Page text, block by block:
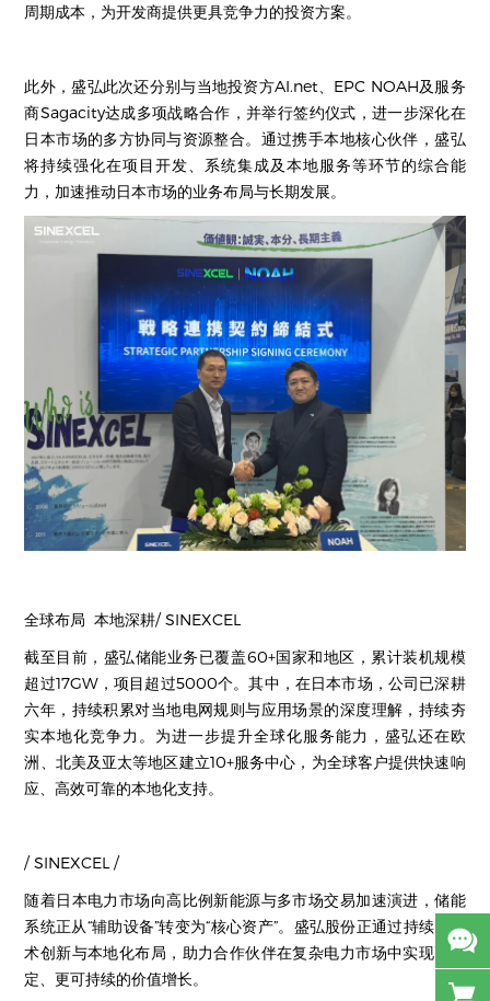
周期成本，为开发商提供更具竞争力的投资方案。
此外，盛弘此次还分别与当地投资方AI.net、EPC NOAH及服务
商Sagacity达成多项战略合作，并举行签约仪式，进一步深化在
日本市场的多方协同与资源整合。通过携手本地核心伙伴，盛弘
将持续强化在项目开发、系统集成及本地服务等环节的综合能
力，加速推动日本市场的业务布局与长期发展。
全球布局 本地深耕/ SINEXCEL
截至目前，盛弘储能业务已覆盖60+国家和地区，累计装机规模
超过17GW，项目超过5000个。其中，在日本市场，公司已深耕
六年，持续积累对当地电网规则与应用场景的深度理解，持续夯
实本地化竞争力。为进一步提升全球化服务能力，盛弘还在欧
洲、北美及亚太等地区建立10+服务中心，为全球客户提供快速响
应、高效可靠的本地化支持。
/ SINEXCEL /
随着日本电力市场向高比例新能源与多市场交易加速演进，储能
系统正从“辅助设备”转变为“核心资产”。盛弘股份正通过持续的技
术创新与本地化布局，助力合作伙伴在复杂电力市场中实现更稳
定、更可持续的价值增长。